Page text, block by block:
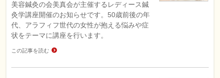
美容鍼灸の会美真会が主催するレディース鍼
灸学講座開催のお知らせです。50歳前後の年
代、アラフィフ世代の女性が抱える悩みや症
状をテーマに講座を行います。
この記事を読む